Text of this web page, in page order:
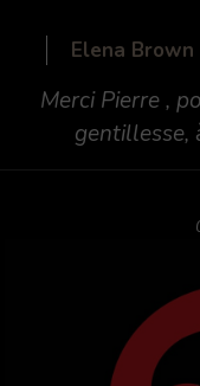
Elena Brown
Merci Pierre ,
gentillesse,